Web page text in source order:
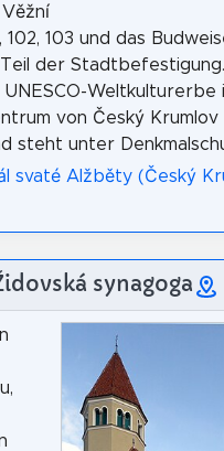
102, 103 und das
der
UNESCO-Weltkulturerbe
von Český Krumlov
steht unter
svaté Alžběty (Český
synagoga